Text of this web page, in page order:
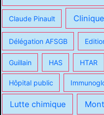
Claude Pinault
Délégation AFSGB
Guillain HAS HTAR
Hôpital public
Lutte chimique